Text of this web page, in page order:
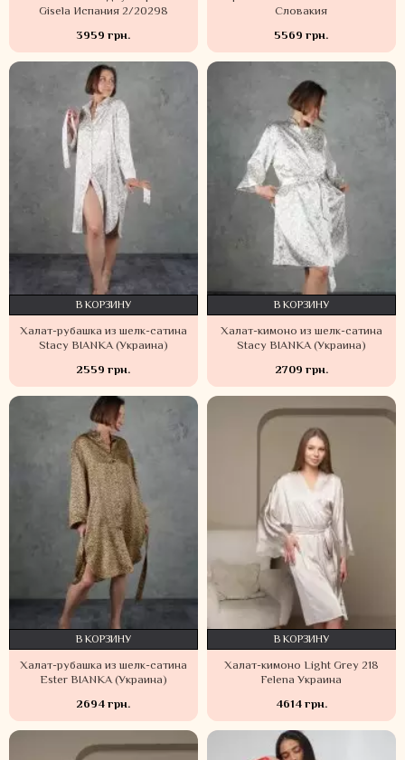
Gisela Испания 2/20298
3959 грн.
Словакия
5569 грн.
Халат-рубашка из шелк-сатина
Stacy BIANKA (Украина)
2559 грн.
В КОРЗИНУ
Халат-кимоно из шелк-сатина
Stacy BIANKA (Украина)
2709 грн.
В КОРЗИНУ
Халат-рубашка из шелк-сатина
Ester BIANKA (Украина)
2694 грн.
В КОРЗИНУ
Халат-кимоно Light Grey 218
Felena Украина
4614 грн.
В КОРЗИНУ